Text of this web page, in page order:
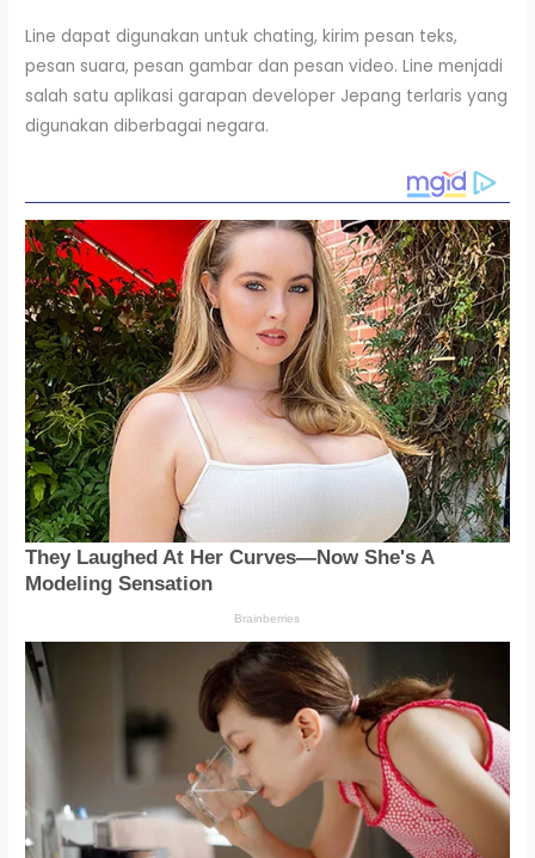
Line dapat digunakan untuk chating, kirim pesan teks,
pesan suara, pesan gambar dan pesan video. Line menjadi
salah satu aplikasi garapan developer Jepang terlaris yang
digunakan diberbagai negara.